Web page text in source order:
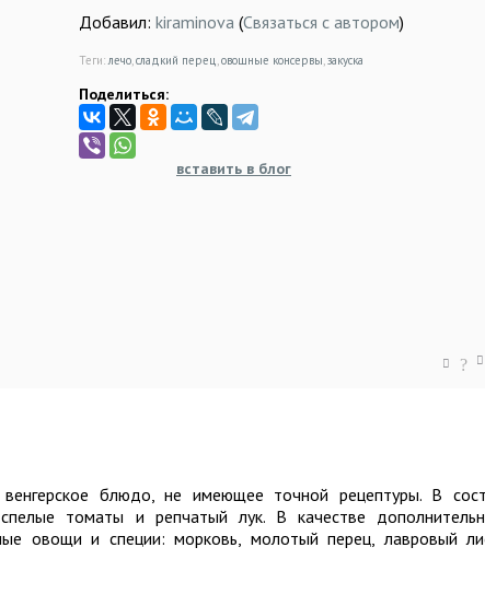
?
Добавил: kiraminova (Связаться с автором)
Теги: лечо,сладкий перец,овощные консервы,закуска
Поделиться:
вставить в блог
венгерское блюдо, не имеющее точной рецептуры. В
томаты и репчатый лук. В качестве
овощи и специи: морковь, молотый перец, лавровый